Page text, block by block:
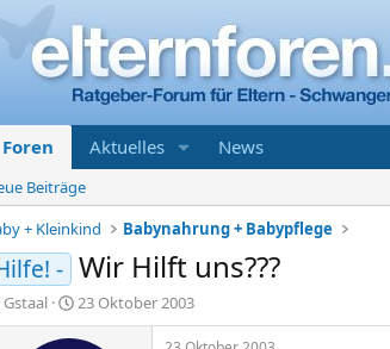
Foren Aktuelles News
Beiträge
+ Kleinkind
Babynahrung + Babypflege
- Wir Hilft uns???
E
r
Gstaal
E
r
s
23 Oktober 2003